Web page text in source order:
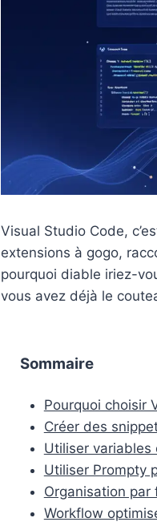
Visual Studio Code,
extensions à gogo,
pourquoi diable iriez-
vous avez déjà le
Sommaire
Pourquoi choisir
Créer des
Utiliser variables
Utiliser Prompty
Organisation
Workflow